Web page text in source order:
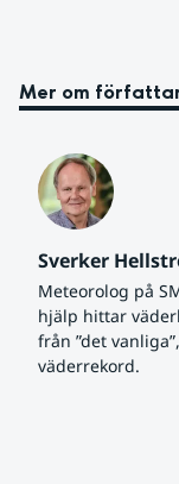
Mer om
Sverker
Meteorolog på
hjälp hittar
från ”det
väderrekord.